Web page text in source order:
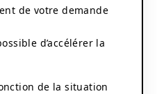
de votre demande
d’accélérer la
de la situation